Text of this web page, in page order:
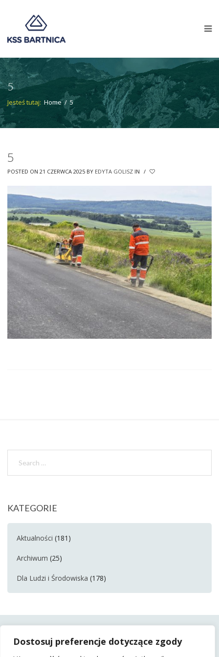
Dostosuj preferencje dotyczące zgody
5
Jesteś tutaj: Home / 5
5
POSTED ON 21 CZERWCA 2025 BY EDYTA GOLISZ IN /
KATEGORIE
Aktualności (181)
Archiwum (25)
Dla Ludzi i Środowiska (178)